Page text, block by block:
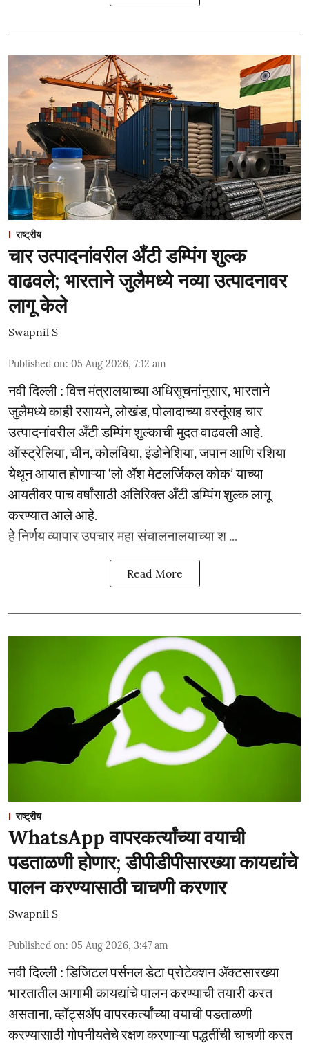
राष्ट्रीय
चार उत्पादनांवरील अँटी डम्पिंग शुल्क
वाढवले; भारताने जुलैमध्ये नव्या उत्पादनावर
लागू केले
Swapnil S
Published on: 05 Aug 2026, 7:12 am
नवी दिल्ली : वित्त मंत्रालयाच्या अधिसूचनांनुसार, भारताने
जुलैमध्ये काही रसायने, लोखंड, पोलादाच्या वस्तूंसह चार
उत्पादनांवरील अँटी डम्पिंग शुल्काची मुदत वाढवली आहे.
ऑस्ट्रेलिया, चीन, कोलंबिया, इंडोनेशिया, जपान आणि रशिया
येथून आयात होणाऱ्या ‘लो ॲश मेटलर्जिकल कोक’ याच्या
आयतीवर पाच वर्षांसाठी अतिरिक्त अँटी डम्पिंग शुल्क लागू
करण्यात आले आहे.
हे निर्णय व्यापार उपचार महा संचालनालयाच्या श ...
Read More
राष्ट्रीय
WhatsApp वापरकर्त्यांच्या वयाची
पडताळणी होणार; डीपीडीपीसारख्या कायद्यांचे
पालन करण्यासाठी चाचणी करणार
Swapnil S
Published on: 05 Aug 2026, 3:47 am
नवी दिल्ली : डिजिटल पर्सनल डेटा प्रोटेक्शन ॲक्टसारख्या
भारतातील आगामी कायद्यांचे पालन करण्याची तयारी करत
असताना, व्हॉट्सॲप वापरकर्त्यांच्या वयाची पडताळणी
करण्यासाठी गोपनीयतेचे रक्षण करणाऱ्या पद्धतींची चाचणी करत